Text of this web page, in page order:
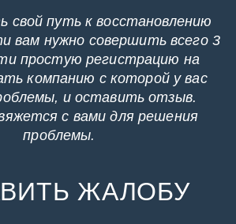
свой путь к восстановлению
вам нужно совершить всего 3
простую регистрацию на
компанию с которой у вас
и оставить отзыв.
с вами для решения
проблемы.
ЖАЛОБУ